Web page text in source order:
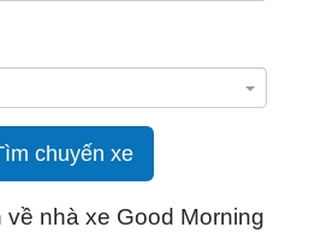
chuyến xe
nhà xe Good Morning